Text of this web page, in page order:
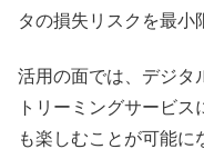
タの損失リスクを最小
活用の面では、デジタ
トリーミングサービ
も楽しむことが可能に